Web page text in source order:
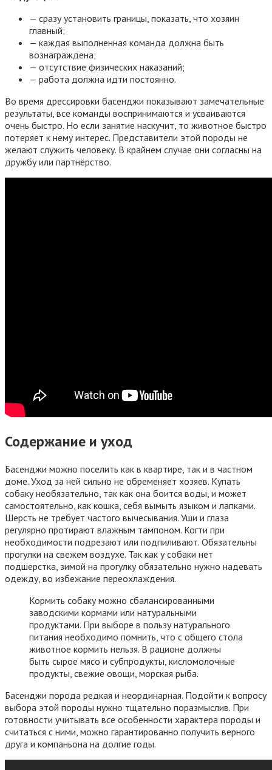
— сразу установить границы, показать, что хозяин
главный;
— каждая выполненная команда должна быть
вознаграждена;
— отсутствие физических наказаний;
— работа должна идти постоянно.
Во время дрессировки басенджи показывают замечательные
результаты, все команды воспринимаются и усваиваются
очень быстро. Но если занятие наскучит, то животное быстро
потеряет к нему интерес. Представители этой породы не
желают служить человеку. В крайнем случае они согласны на
дружбу или партнёрство.
Содержание и уход
Басенджи можно поселить как в квартире, так и в частном
доме. Уход за ней сильно не обременяет хозяев. Купать
собаку необязательно, так как она боится воды, и может
самостоятельно, как кошка, себя вымыть языком и лапками.
Шерсть не требует частого вычесывания. Уши и глаза
регулярно протирают влажным тампоном. Когти при
необходимости подрезают или подпиливают. Обязательны
прогулки на свежем воздухе. Так как у собаки нет
подшерстка, зимой на прогулку обязательно нужно надевать
одежду, во избежание переохлаждения.
Кормить собаку можно сбалансированными
заводскими кормами или натуральными
продуктами. При выборе в пользу натурального
питания необходимо помнить, что с общего стола
животное кормить нельзя. В рационе должны
быть сырое мясо и субпродукты, кисломолочные
продукты, свежие овощи, морская рыба.
Басенджи порода редкая и неординарная. Подойти к вопросу
выбора этой породы нужно тщательно поразмыслив. При
готовности учитывать все особенности характера породы и
считаться с ними, можно гарантированно получить верного
друга и компаньона на долгие годы.